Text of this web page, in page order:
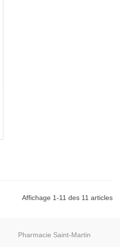
Affichage 1-11 des 11 articles
Pharmacie Saint-Martin